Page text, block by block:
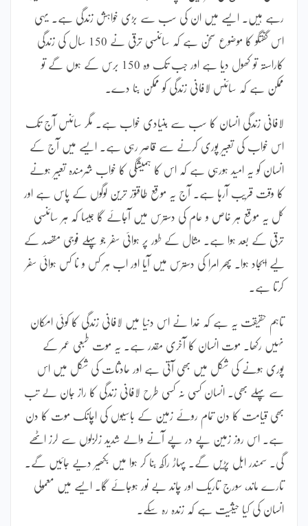
رہے ہیں۔ ایسے میں ان کی سب سے بڑی خواہش زندگی ہے۔ یہی
اس گفتگو کا موضوع سخن ہے کہ سائنسی ترقی نے 150 سال کی زندگی
کاراستہ تو کھول دیا ہے اور جب تک وہ 150 برس کے ہوں گے تو
ممکن ہے کہ سائنس لافانی زندگی کو ممکن بنا دے۔
لافانی زندگی انسان کا سب سے بنیادی خواب ہے۔ مگر سائنس آج تک
اس خواب کی تعبیر پوری کرنے سے قاصر رہی ہے۔ ایسے میں آج کے
انسان کو یہ امید ہورہی ہے کہ اس کا ہمیشگی کا خواب شرمندہ تعبیر ہونے
کا وقت قریب آرہا ہے۔ آج یہ موقع طاقتور ترین لوگوں کے پاس ہے اور
کل یہ موقع ہر خاص و عام کی دسترس میں آجائے گا جیسا کہ ہر سائنسی
ترقی کے بعد ہوا ہے۔ مثال کے طور پر ہوائی سفر جو پہلے فوجی مقصد کے
لیے ایجاد ہوا۔ پھر امرا کی دسترس میں آیا اور اب ہر کس و نا کس ہوائی سفر
کرتا ہے۔
تاہم حقیقت یہ ہے کہ خدا نے اس دنیا میں لافانی زندگی کا کوئی امکان
نہیں رکھا۔ موت انسان کا آخری مقدر ہے۔ یہ موت طبعی عمر کے
پوری ہونے کی شکل میں بھی آتی ہے اور حادثات کی شکل میں اس
سے پہلے بھی۔ انسان کسی نہ کسی طرح لافانی زندگی کا راز جان لے تب
بھی قیامت کا دن تمام روئے زمین کے باسیوں کی اچانک موت کا دن
ہے۔ اس روز زمین پے در پے آنے والے شدید زلزلوں سے لرز اٹھے
گی۔ سمندر ابل پڑیں گے۔ پہاڑ راکھ بنا کر ہوا میں بکھیر دیے جائیں گے۔
تارے ماند، سورج تاریک اور چاند بے نور ہوجائے گا۔ ایسے میں معمولی
انسان کی کیا حیثیت ہے کہ زندہ رہ سکے۔